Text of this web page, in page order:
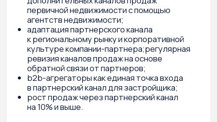
Ни тому, ни другому типу клиентов не нужен
классический менеджер по продажам,
рассказывающий о том, какие квартиры сейчас
имеются в наличии и по какой цене. И тем,
и другим этого уже слишком мало.
Авторы этой книги уверены: руководители
и менеджеры отделов продаж должны
управлять своими результатами
и формировать добавленную ценность для
клиентов.
За несколько лет работы с региональными
компаниями они выработали технологию
перенастройки коммерческих служб